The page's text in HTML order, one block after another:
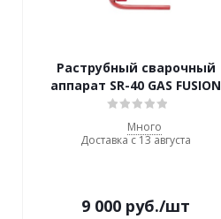
Раструбный сварочный
аппарат SR-40 GAS FUSION
Много
Доставка с 13 августа
9 000 руб./шт